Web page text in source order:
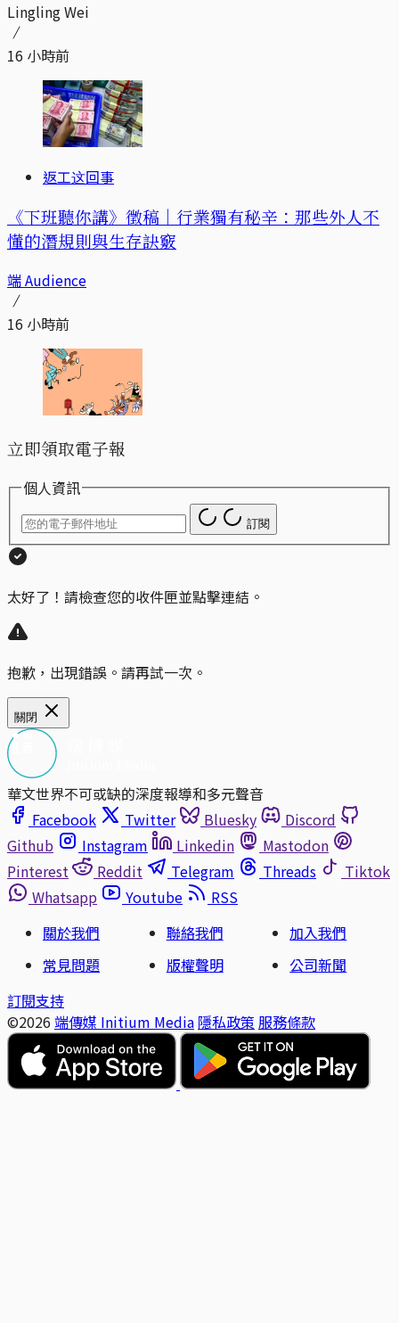
Lingling Wei
16 小時前
返工这回事
《下班聽你講》徵稿｜行業獨有秘辛：那些外人不
懂的潛規則與生存訣竅
端 Audience
16 小時前
立即領取電子報
個人資訊
訂閱
太好了！請檢查您的收件匣並點擊連結。
抱歉，出現錯誤。請再試一次。
關閉
華文世界不可或缺的深度報導和多元聲音
Facebook
Twitter Bluesky
Discord
Github
Instagram Linkedin
Mastodon
Pinterest
Reddit Telegram Threads
Tiktok
Whatsapp
Youtube
RSS
關於我們
聯絡我們
加入我們
常見問題
版權聲明
公司新聞
訂閱支持
©2026 端傳媒 Initium Media 隱私政策 服務條款